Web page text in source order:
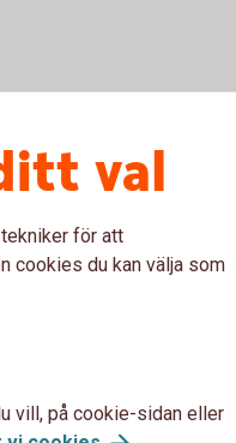
val
för att
cookies du kan välja som
vill, på cookie-sidan eller